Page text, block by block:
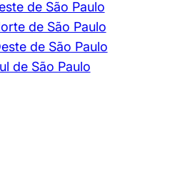
de São Paulo
de São Paulo
de São Paulo
de São Paulo